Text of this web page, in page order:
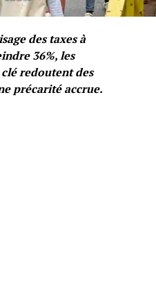
des taxes à
36%, les
redoutent des
précarité accrue.